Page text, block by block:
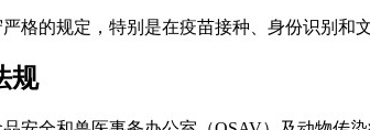
格的规定，特别是在疫苗接种、身份识别和
规